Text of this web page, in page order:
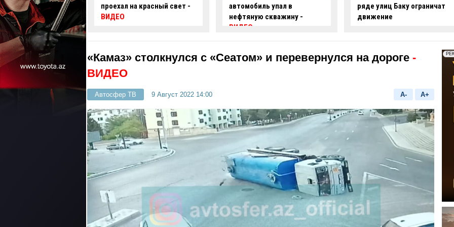
на красный свет -
автомобиль упал в
нефтяную скважину -
ряде улиц Баку ограничат
движение
опасные действия за рулем
-ВИДЕО
«Камаз» столкнулся с «Сеатом» и перевернулся на дороге -
ВИДЕО
Автосфер ТВ 9 Август 2022 14:00 A- A+